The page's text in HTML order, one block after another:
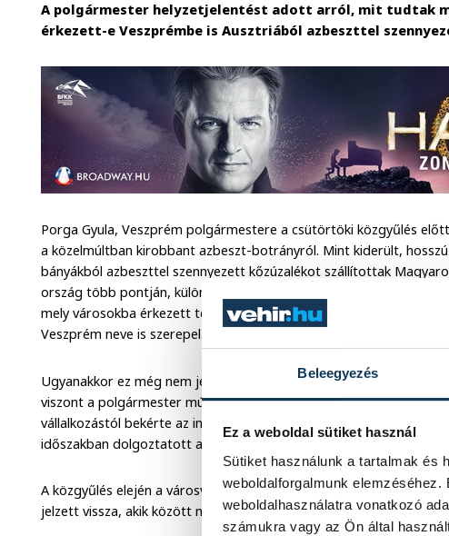
Beleegyezés
Ez a weboldal sütiket használ
Sütiket használunk a tartalmak és
weboldalforgalmunk
weboldalhasználatra vonatkozó
számukra vagy az Ön által
A polgármester helyzetjelentést adott arról, mit tudtak
érkezett-e Veszprémbe is Ausztriából azbeszttel
Porga Gyula, Veszprém polgármestere a csütörtöki közgyűlés
a közelmúltban kirobbant azbeszt-botrányról. Mint kiderült,
bányákból azbeszttel szennyezett kőzúzalékot szállítottak
ország több pontján, különböző építkezéseknél fel is használtak.
mely városokba érkezett teherautó az érintett osztrák bányából,
Veszprém neve is szerepel.
Ugyanakkor ez még nem jelenti automatikusan azt, hogy ide is
viszont a polgármester múlt szombaton közzétett
vállalkozástól bekérte az információt, hogy használtak-e azbesztes
időszakban dolgoztatott az önkormányzat.
A közgyűlés elején a városvezető elmondta, eddig körülbelül a
jelzett vissza, akik között nem volt az azbesztügyben érintett cég.